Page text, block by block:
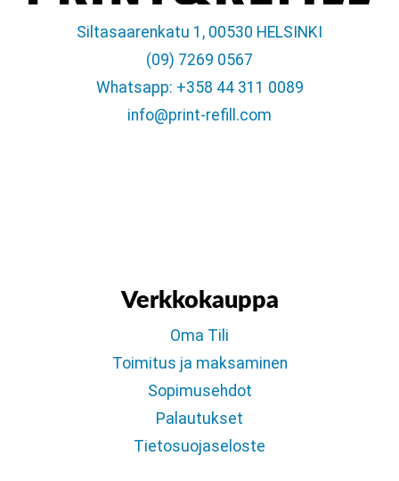
Siltasaarenkatu 1, 00530 HELSINKI
(09) 7269 0567
Whatsapp: +358 44 311 0089
info@print-refill.com
Verkkokauppa
Oma Tili
Toimitus ja maksaminen
Sopimusehdot
Palautukset
Tietosuojaseloste